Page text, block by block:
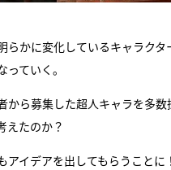
らかに変化しているキャラク
ていく。
から募集した超人キャラを多
えたのか？
アイデアを出してもらうことに